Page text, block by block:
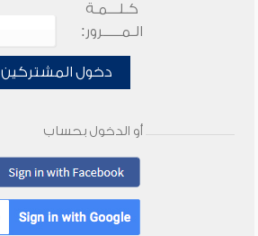
كـلـــمـة
الـمـــــرور:
دخول المشتركين
أو الدخول بحساب